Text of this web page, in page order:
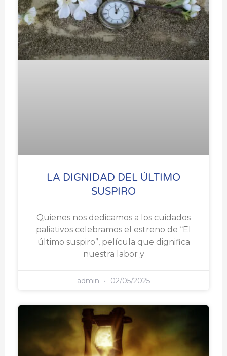
LA DIGNIDAD DEL ÚLTIMO
SUSPIRO
Quienes nos dedicamos a los cuidados
paliativos celebramos el estreno de “El
último suspiro”, película que dignifica
nuestra labor y
admin 02/05/2025